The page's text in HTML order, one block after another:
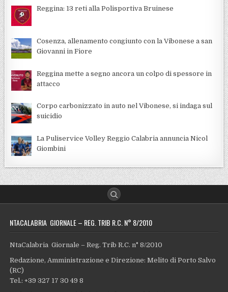
Reggina: 13 reti alla Polisportiva Bruinese
Cosenza, allenamento congiunto con la Vibonese a san
Giovanni in Fiore
Reggina mette a segno ancora un colpo di spessore in
attacco
Corpo carbonizzato in auto nel Vibonese, si indaga sul
suicidio
La Puliservice Volley Reggio Calabria annuncia Nicol
Giombini
NTACALABRIA GIORNALE – REG. TRIB R.C. N° 8/2010
NtaCalabria Giornale – Reg. Trib R.C. n° 8/2010
Redazione, Amministrazione e Direzione: Melito di Porto Salvo
(RC)
Tel.: +39 327 17 30 49 8